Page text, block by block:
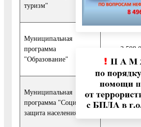
туризм"
Муниципальная
программа
"Образование"
3 598
Муниципальная
программа "Социальная
защита населения"
44